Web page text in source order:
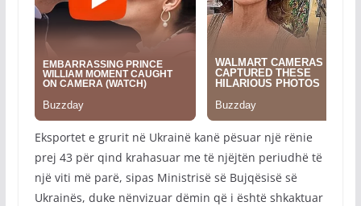
Eksportet e grurit në Ukrainë kanë pësuar një rënie
prej 43 për qind krahasuar me të njëjtën periudhë të
një viti më parë, sipas Ministrisë së Bujqësisë së
Ukrainës, duke nënvizuar dëmin që i është shkaktuar